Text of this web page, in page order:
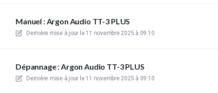
Manuel : Argon Audio TT-3 PLUS
Dernière mise à jour le 11 novembre 2025 à 09:10
Dépannage : Argon Audio TT-3 PLUS
Dernière mise à jour le 11 novembre 2025 à 09:10